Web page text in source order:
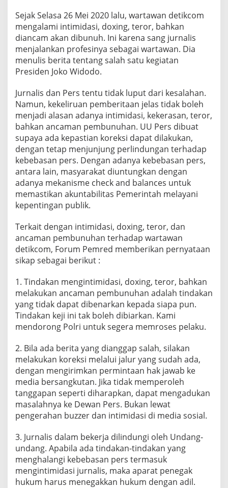
Sejak Selasa 26 Mei 2020 lalu, wartawan detikcom
mengalami intimidasi, doxing, teror, bahkan
diancam akan dibunuh. Ini karena sang jurnalis
menjalankan profesinya sebagai wartawan. Dia
menulis berita tentang salah satu kegiatan
Presiden Joko Widodo.
Jurnalis dan Pers tentu tidak luput dari kesalahan.
Namun, kekeliruan pemberitaan jelas tidak boleh
menjadi alasan adanya intimidasi, kekerasan, teror,
bahkan ancaman pembunuhan. UU Pers dibuat
supaya ada kepastian koreksi dapat dilakukan,
dengan tetap menjunjung perlindungan terhadap
kebebasan pers. Dengan adanya kebebasan pers,
antara lain, masyarakat diuntungkan dengan
adanya mekanisme check and balances untuk
memastikan akuntabilitas Pemerintah melayani
kepentingan publik.
Terkait dengan intimidasi, doxing, teror, dan
ancaman pembunuhan terhadap wartawan
detikcom, Forum Pemred memberikan pernyataan
sikap sebagai berikut :
1. Tindakan mengintimidasi, doxing, teror, bahkan
melakukan ancaman pembunuhan adalah tindakan
yang tidak dapat dibenarkan kepada siapa pun.
Tindakan keji ini tak boleh dibiarkan. Kami
mendorong Polri untuk segera memroses pelaku.
2. Bila ada berita yang dianggap salah, silakan
melakukan koreksi melalui jalur yang sudah ada,
dengan mengirimkan permintaan hak jawab ke
media bersangkutan. Jika tidak memperoleh
tanggapan seperti diharapkan, dapat mengadukan
masalahnya ke Dewan Pers. Bukan lewat
pengerahan buzzer dan intimidasi di media sosial.
3. Jurnalis dalam bekerja dilindungi oleh Undang-
undang. Apabila ada tindakan-tindakan yang
menghalangi kebebasan pers termasuk
mengintimidasi jurnalis, maka aparat penegak
hukum harus menegakkan hukum dengan adil.